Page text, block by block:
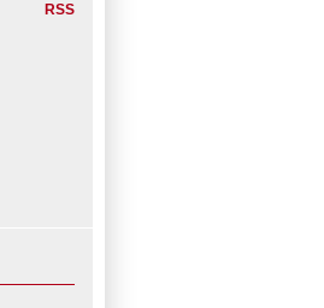
RSS